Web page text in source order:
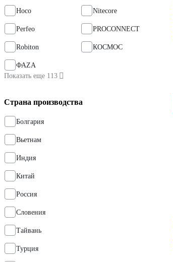
Hoco Nitecore
Perfeo PROCONNECT
Robiton КОСМОС
ФАZА
Показать еще 113
Страна производства
Болгария
Вьетнам
Индия
Китай
Россия
Словения
Тайвань
Турция